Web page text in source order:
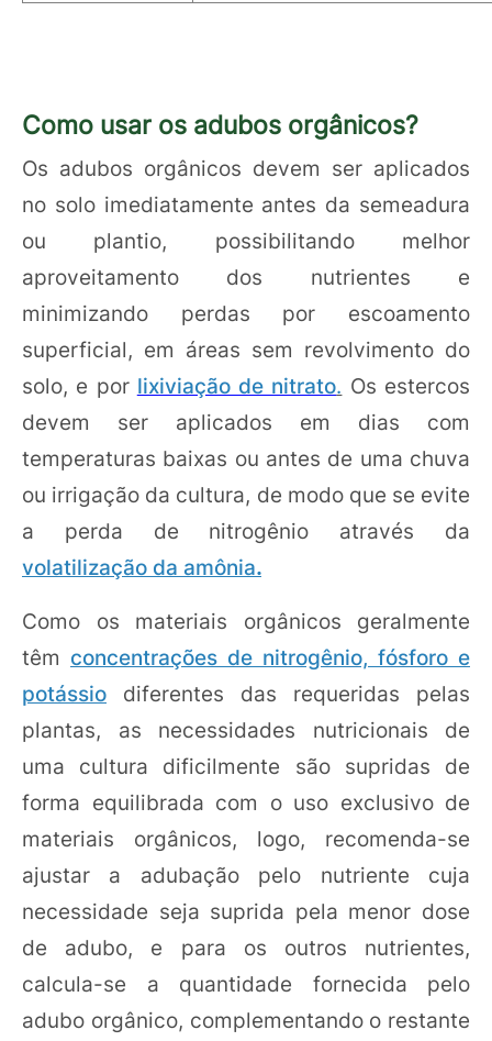
Como usar os adubos orgânicos?
Os adubos orgânicos devem ser aplicados
no solo imediatamente antes da semeadura
ou plantio, possibilitando melhor
aproveitamento dos nutrientes e
minimizando perdas por escoamento
superficial, em áreas sem revolvimento do
solo, e por lixiviação de nitrato. Os estercos
devem ser aplicados em dias com
temperaturas baixas ou antes de uma chuva
ou irrigação da cultura, de modo que se evite
a perda de nitrogênio através da
volatilização da amônia.
Como os materiais orgânicos geralmente
têm concentrações de nitrogênio, fósforo e
potássio diferentes das requeridas pelas
plantas, as necessidades nutricionais de
uma cultura dificilmente são supridas de
forma equilibrada com o uso exclusivo de
materiais orgânicos, logo, recomenda-se
ajustar a adubação pelo nutriente cuja
necessidade seja suprida pela menor dose
de adubo, e para os outros nutrientes,
calcula-se a quantidade fornecida pelo
adubo orgânico, complementando o restante